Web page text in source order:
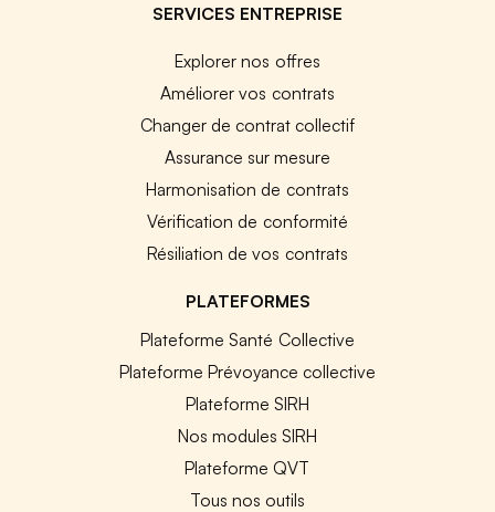
SERVICES ENTREPRISE
Explorer nos offres
Améliorer vos contrats
Changer de contrat collectif
Assurance sur mesure
Harmonisation de contrats
Vérification de conformité
Résiliation de vos contrats
PLATEFORMES
Plateforme Santé Collective
Plateforme Prévoyance collective
Plateforme SIRH
Nos modules SIRH
Plateforme QVT
Tous nos outils